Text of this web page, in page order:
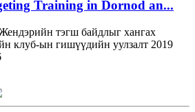
Training in Dornod an...
тэгш байдлыг хангах
клуб-ын гишүүдийн уулзалт 2019